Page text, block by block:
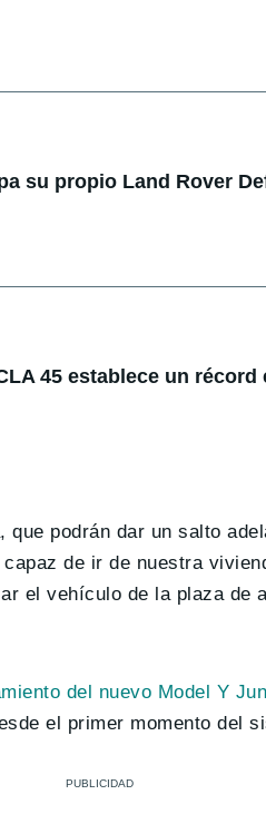
su propio Land Rover
45 establece un
podrán dar un salto
de ir de nuestra
el vehículo de la plaza de
del nuevo Model Y
el primer momento del